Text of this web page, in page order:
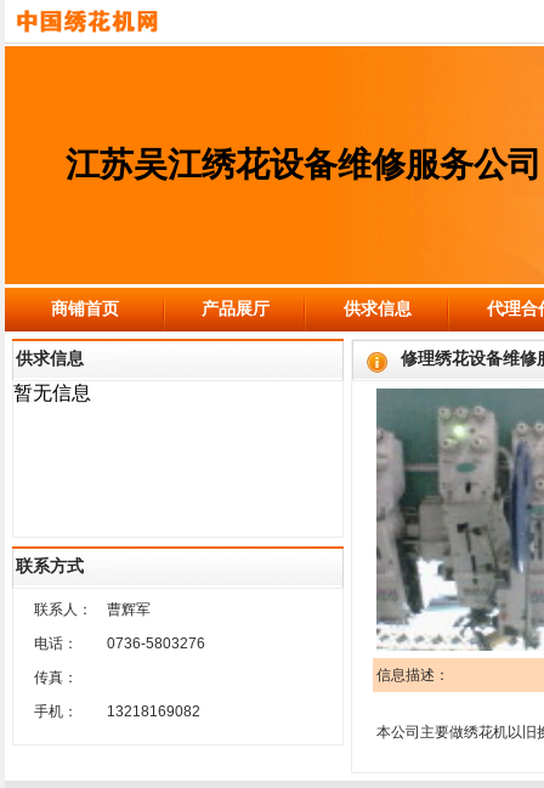
江苏吴江绣花设备维修服务公司
商铺首页 产品展厅 供求信息 代理合
供求信息
暂无信息
联系方式
联系人：
曹辉军
电话：
0736-5803276
传真：
手机：
13218169082
修理绣花设备维修
信息描述：
本公司主要做绣花机以旧